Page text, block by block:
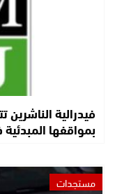
فيدرالية الناشرين
بمواقفها
مستجدات